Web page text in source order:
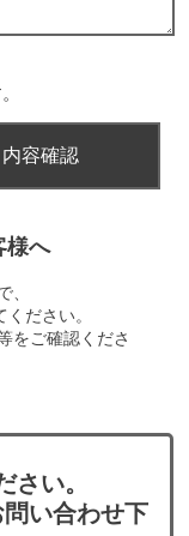
様へ
、
ださい。
をご確認くださ
さい。
い合わせ下